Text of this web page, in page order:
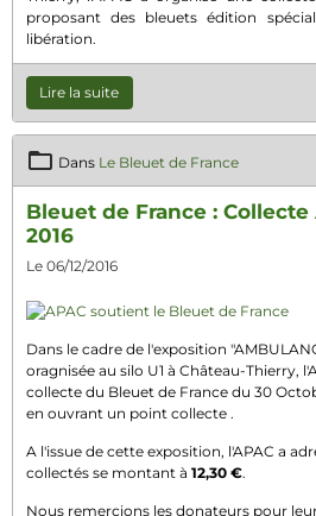
proposant des bleuets édition
libération.
Lire la suite
Dans Le Bleuet de France
Bleuet de France : Collecte
2016
Le 06/12/2016
Dans le cadre de l'exposition
oragnisée au silo U1 à Château-Thierry,
collecte du Bleuet de France du 30
en ouvrant un point collecte .
A l'issue de cette exposition, l'APAC a
collectés se montant à 12,30 €.
Nous remercions les donateurs pour